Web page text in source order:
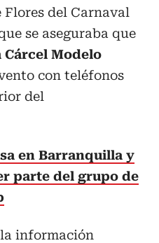
del Carnaval
se aseguraba que
Modelo
con teléfonos
del
en Barranquilla y
parte del grupo de
información